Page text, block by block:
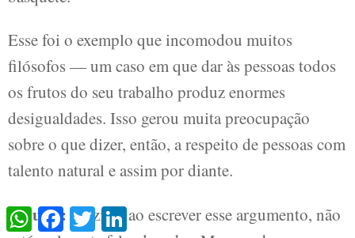
Esse foi o exemplo que incomodou muitos
filósofos — um caso em que dar às pessoas todos
os frutos do seu trabalho produz enormes
desigualdades. Isso gerou muita preocupação
sobre o que dizer, então, a respeito de pessoas com
talento natural e assim por diante.
Mounk:Nozick, ao escrever esse argumento, não
WhatsAppFacebookTwitterLinkedIn